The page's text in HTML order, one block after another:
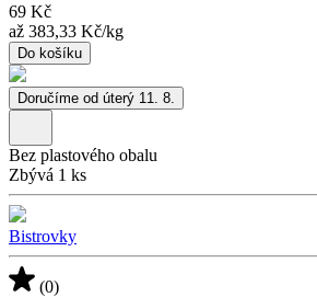
69 Kč
až 383,33 Kč/kg
Do košíku
Doručíme od úterý 11. 8.
Bez plastového obalu
Zbývá 1 ks
Bistrovky
(0)